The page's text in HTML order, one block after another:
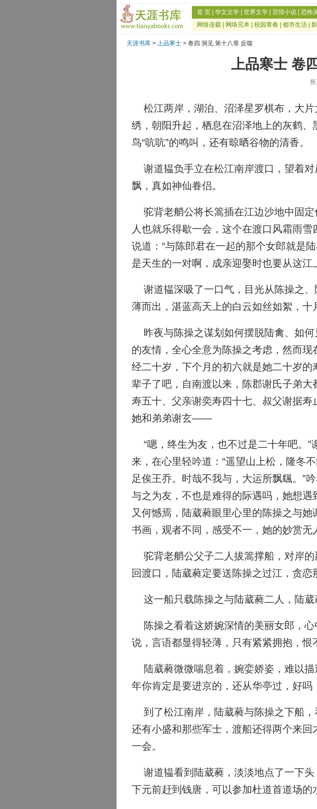
首 页 华文文学 世界文学 言情小说 恐怖
网络连载
网络完本 校园青春 都市生活
天涯书库 > 上品寒士 > 卷四 洞见 第十八章 反噬
上品寒士 卷
所
松江两岸，湖泊、沼泽星罗棋布，大片
绣，朝阳升起，栖息在沼泽地上的灰鹤
鸟“吭吭”的鸣叫，还有晾晒谷物的清香。
谢道韫负手立在松江南岸渡口，望着对
飘，真如神仙眷侣。
驼背老艄公将长篙插在江边沙地中固定
人也就乐得歇一会，这个在渡口风霜雨
说道：“与陈郎君在一起的那个女郎就是
是天生的一对啊，成亲迎娶时也要从这
谢道韫深吸了一口气，目光从陈操之、
薄而出，湛蓝高天上的白云如丝如絮，十
昨夜与陈操之谋划如何摆脱陆禽、如何
的友情，全心全意为陈操之考虑，然而
经二十岁，下个月的初六就是她二十岁
辈子了吧，自南渡以来，陈郡谢氏子弟
寿五十、父亲谢奕寿四十七、叔父谢据
她和弟弟谢玄——
“嗯，终生为友，也不过是二十年吧。”
来，在心里轻吟道：“遥望山上松，隆冬
足俟王乔。时哉不我与，大运所飘颻。”
与之为友，不也是难得的际遇吗，她想遇
又何憾焉，陆葳蕤眼里心里的陈操之与
书画，观者不同，感受不一，她的妙赏
驼背老艄公父子二人拔篙撑船，对岸的
回渡口，陆葳蕤定要送陈操之过江，贪恋
这一船只载陈操之与陆葳蕤二人，陆葳
陈操之看着这娇婉深情的美丽女郎，心
说，言语都显得轻薄，只有紧紧拥抱，
陆葳蕤微微喘息着，婉娈娇姿，难以描
年你肯定是要进京的，还从华亭过，好吗
到了松江南岸，陆葳蕤与陈操之下船，
还有小盛和那些军士，渡船还得两个来
一会。
谢道韫看到陆葳蕤，淡淡地点了一下头
下元前赶到钱唐，可以参加杜道首道场的